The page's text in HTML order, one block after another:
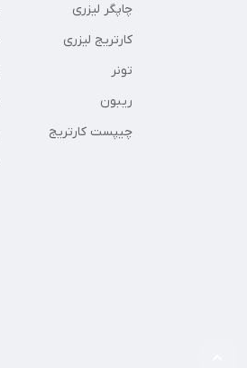
چاپگر لیزری
کارتریج لیزری
تونر
ریبون
چیپست کارتریج